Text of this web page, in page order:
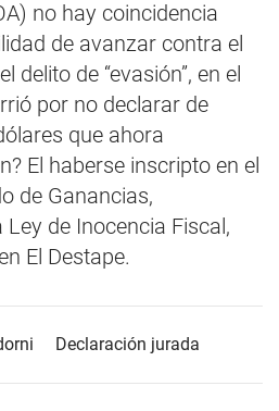
no hay coincidencia
de avanzar contra el
delito de “evasión”, en el
por no declarar de
que ahora
El haberse inscripto en el
de Ganancias,
de Inocencia Fiscal,
El Destape.
Declaración jurada